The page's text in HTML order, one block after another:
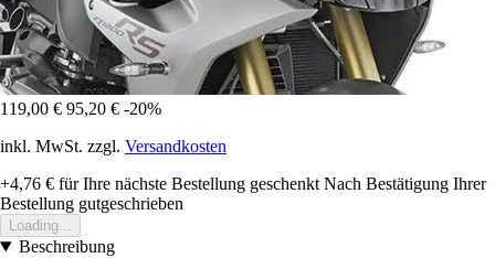
119,00 € 95,20 € -20%
inkl. MwSt. zzgl. Versandkosten
+4,76 € für Ihre nächste Bestellung geschenkt Nach Bestätigung Ihrer
Bestellung gutgeschrieben
Loading...
Beschreibung